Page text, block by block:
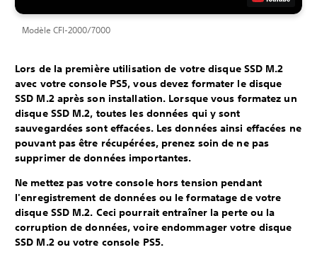
Modèle CFI-2000/7000
Lors de la première utilisation de votre disque SSD M.2
avec votre console PS5, vous devez formater le disque
SSD M.2 après son installation. Lorsque vous formatez un
disque SSD M.2, toutes les données qui y sont
sauvegardées sont effacées. Les données ainsi effacées ne
pouvant pas être récupérées, prenez soin de ne pas
supprimer de données importantes.
Ne mettez pas votre console hors tension pendant
l'enregistrement de données ou le formatage de votre
disque SSD M.2. Ceci pourrait entraîner la perte ou la
corruption de données, voire endommager votre disque
SSD M.2 ou votre console PS5.